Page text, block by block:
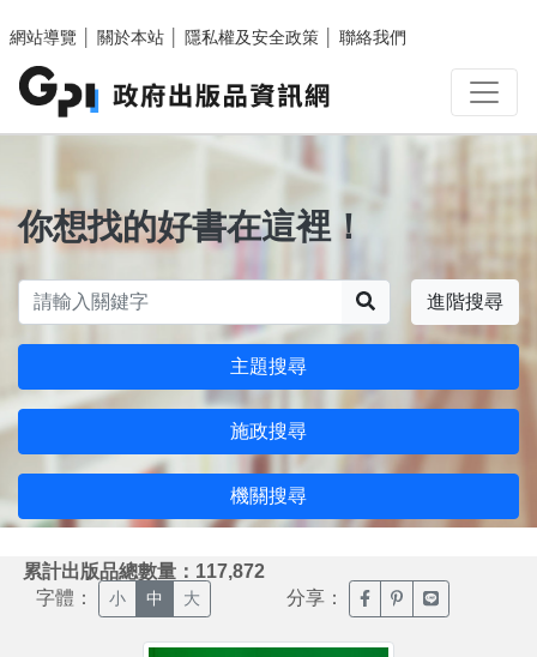
網站導覽
關於本站 隱私權及安全政策 聯絡我們
你想找的好書在這裡！
進階搜尋
主題搜尋
施政搜尋
機關搜尋
累計出版品總數量：117,872
字體： 小 中 大 分享： 臉書分享(另開新視窗)
噗浪分享(另開新
Line分享(另